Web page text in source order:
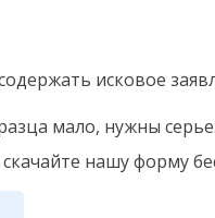
исковое
мало, нужны
нашу форму